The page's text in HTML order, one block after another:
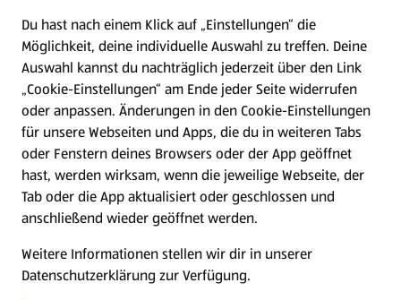
Presse
Hilfe & Kontakt
(öffnet in einem neuen Tab)
Unternehmen
Folge uns hier:
Du hast nach einem Klick auf „Einstellungen“ die
Möglichkeit, deine individuelle Auswahl zu treffen. Deine
Auswahl kannst du nachträglich jederzeit über den Link
„Cookie-Einstellungen“ am Ende jeder Seite widerrufen
oder anpassen. Änderungen in den Cookie-Einstellungen
für unsere Webseiten und Apps, die du in weiteren Tabs
oder Fenstern deines Browsers oder der App geöffnet
hast, werden wirksam, wenn die jeweilige Webseite, der
Tab oder die App aktualisiert oder geschlossen und
anschließend wieder geöffnet werden.
Weitere Informationen stellen wir dir in unserer
Datenschutzerklärung zur Verfügung.